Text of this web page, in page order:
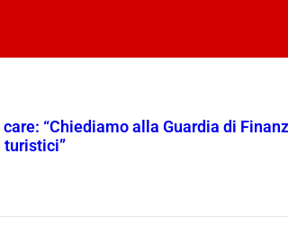
“Chiediamo alla Guardia di
turistici”